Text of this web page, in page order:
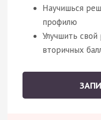
Научишься
профилю
Улучшить свой
вторичных